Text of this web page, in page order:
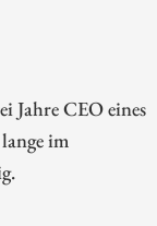
Jahre CEO eines
im